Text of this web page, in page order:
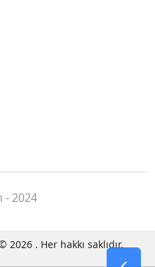
- 2024
2026 . Her hakkı saklıdır.